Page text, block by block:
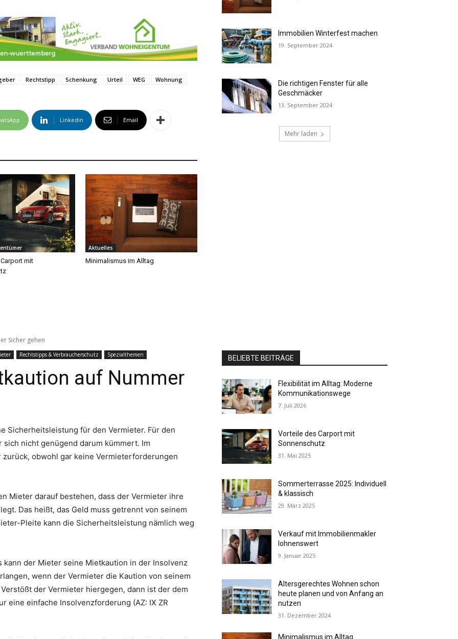
Rechtstipp Schenkung Urteil WEG Wohnung
Linkedin Email
mit
Aktuelles
Minimalismus im Alltag
Immobilien Winterfest machen
19. September 2024
Die richtigen Fenster für alle
Geschmäcker
13. September 2024
Mehr laden